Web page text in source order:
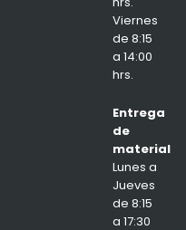
Viernes
de 8:15
a 14:00
hrs.
Entrega
de
material
Lunes a
Jueves
de 8:15
a 17:30